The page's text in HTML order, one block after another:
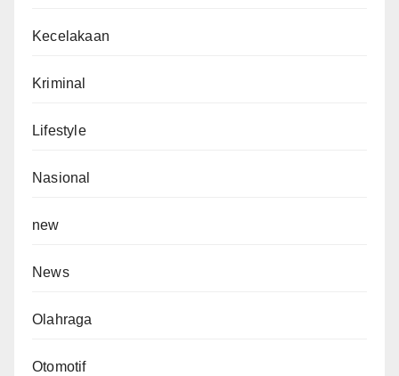
Kecelakaan
Kriminal
Lifestyle
Nasional
new
News
Olahraga
Otomotif